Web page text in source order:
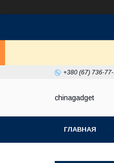
+380 (67) 736-
chinagadget
ГЛАВНАЯ